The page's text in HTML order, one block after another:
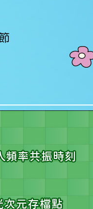
率共振時刻
次元存檔點